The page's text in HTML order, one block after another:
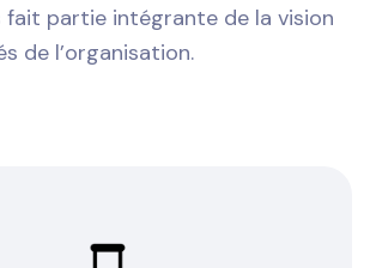
partie intégrante de la vision
de l’organisation.